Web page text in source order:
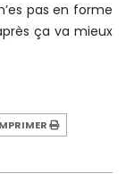
pas en forme
ça va mieux